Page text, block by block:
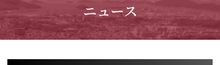
ニュース